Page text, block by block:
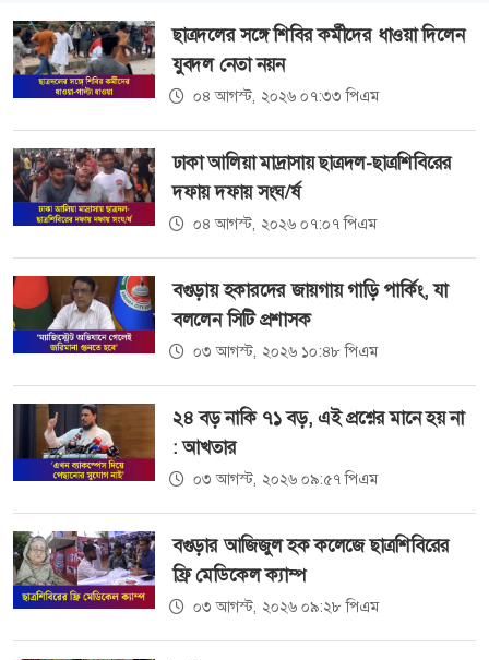
ছাত্রদলের সঙ্গে শিবির কর্মীদের ধাওয়া দিলেন
যুবদল নেতা নয়ন
০৪ আগস্ট, ২০২৬ ০৭:৩৩ পিএম
ঢাকা আলিয়া মাদ্রাসায় ছাত্রদল-ছাত্রশিবিরের
দফায় দফায় সংঘ/র্ষ
০৪ আগস্ট, ২০২৬ ০৭:০৭ পিএম
বগুড়ায় হকারদের জায়গায় গাড়ি পার্কিং, যা
বললেন সিটি প্রশাসক
০৩ আগস্ট, ২০২৬ ১০:৪৮ পিএম
২৪ বড় নাকি ৭১ বড়, এই প্রশ্নের মানে হয় না
: আখতার
০৩ আগস্ট, ২০২৬ ০৯:৫৭ পিএম
বগুড়ার আজিজুল হক কলেজে ছাত্রশিবিরের
ফ্রি মেডিকেল ক্যাম্প
০৩ আগস্ট, ২০২৬ ০৯:২৮ পিএম